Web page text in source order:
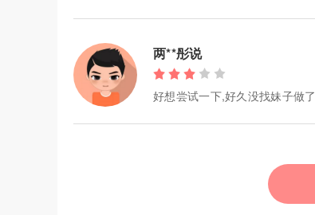
两**彤说
好想尝试一下,好久没找妹子做了